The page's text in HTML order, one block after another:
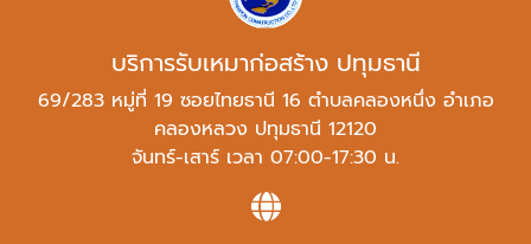
บริการรับเหมาก่อสร้าง ปทุมธานี
69/283 หมู่ที่ 19 ซอยไทยธานี 16 ตำบลคลองหนึ่ง อำเภอ
คลองหลวง ปทุมธานี 12120
จันทร์-เสาร์ เวลา 07:00-17:30 น.